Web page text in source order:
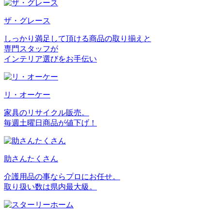
ザ・グレース
しっかり満足して頂ける商品の取り揃えと
専門スタッフが
インテリア選びをお手伝い
リ・オーケー
家具のリサイクル販売。
毎週土曜日商品が値下げ！
助さんたくさん
介護用品の事ならプロにお任せ。
取り扱い数は県内最大級。